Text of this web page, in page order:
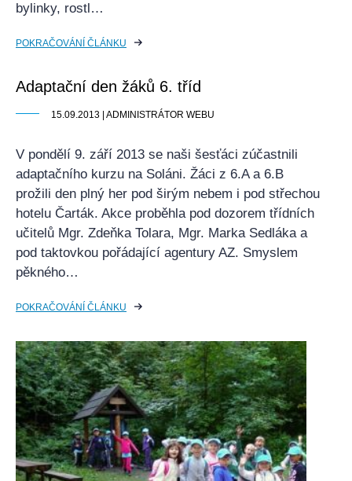
bylinky, rostl…
POKRAČOVÁNÍ ČLÁNKU
Adaptační den žáků 6. tříd
15.09.2013 | ADMINISTRÁTOR WEBU
V pondělí 9. září 2013 se naši šesťáci zúčastnili
adaptačního kurzu na Soláni. Žáci z 6.A a 6.B
prožili den plný her pod širým nebem i pod střechou
hotelu Čarták. Akce proběhla pod dozorem třídních
učitelů Mgr. Zdeňka Tolara, Mgr. Marka Sedláka a
pod taktovkou pořádající agentury AZ. Smyslem
pěkného…
POKRAČOVÁNÍ ČLÁNKU